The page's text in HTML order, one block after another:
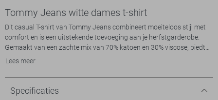
Tommy Jeans witte dames t-shirt
Dit casual T-shirt van Tommy Jeans combineert moeiteloos stijl met
comfort en is een uitstekende toevoeging aan je herfstgarderobe.
Gemaakt van een zachte mix van 70% katoen en 30% viscose, biedt
het een prettig draaggevoel. Met zijn regular fit pasvorm en ronde
emblematische Tommy Jeans-logo op de borst. De ecru kleur geeft
een veelzijdige uitstraling, ideaal voor diverse gelegenheden.
De korte mouwen en normale lengte maken dit T-shirt praktisch voor
Lees meer
Specificaties